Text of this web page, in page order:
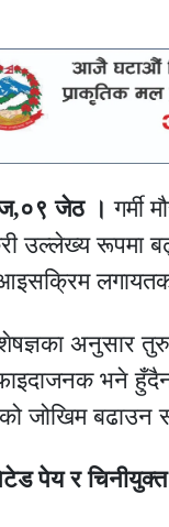
जेठ । गर्मी
उल्लेख्य रूपमा
लगायतका
अनुसार
भने
जोखिम बढाउन
पेय र